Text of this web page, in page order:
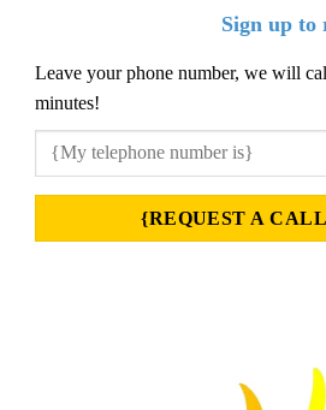
Sign up to
Leave your phone number, we will
minutes!